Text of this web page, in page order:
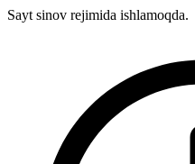
Sayt sinov rejimida ishlamoqda.